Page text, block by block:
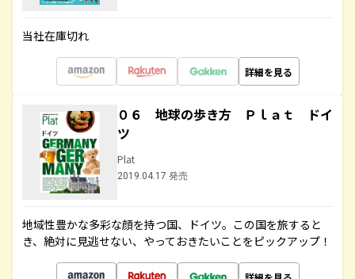
当社在庫切れ
詳細を見る
０６ 地球の歩き方 Ｐｌａｔ ドイ
ツ
Plat
2019.04.17 発売
地域性豊かな多彩な顔を持つ国、ドイツ。この国を旅すると
き、絶対に見逃せない、やっておきたいことをピックアップ！